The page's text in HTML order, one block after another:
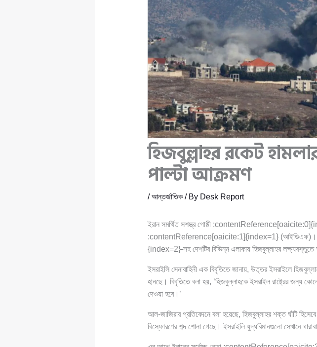
হিজবুল্লাহর রকেট
পাল্টা আক্রমণ
/আন্তর্জাতিক/ By Desk Report
ইরান সমর্থিত সশস্ত্র গোষ্ঠী
:contentReference[oaicite:1]{index=1} (আইডিএফ)।
{index=2}-সহ দেশটির বিভিন্ন এলাকায় হিজবুল্লাহর লক্ষ্যবস্তুতে
ইসরাইলি সেনাবাহিনী এক বিবৃতিতে জানায়, উত্তর ইসরাইলে
হানছে। বিবৃতিতে বলা হয়, ‘হিজবুল্লাহকে ইসরাইল রাষ্ট্রের জন্য
দেওয়া হবে।’
আল-জাজিরার প্রতিবেদনে বলা হয়েছে, হিজবুল্লাহর শক্ত ঘাঁটি
বিস্ফোরণের শব্দ শোনা গেছে। ইসরাইলি যুদ্ধবিমানগুলো সেখানে